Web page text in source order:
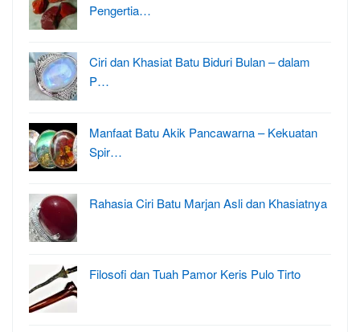
Pengertia…
Ciri dan Khasiat Batu Biduri Bulan – dalam
P…
Manfaat Batu Akik Pancawarna – Kekuatan
Spir…
Rahasia Ciri Batu Marjan Asli dan Khasiatnya
Filosofi dan Tuah Pamor Keris Pulo Tirto